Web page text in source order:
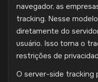
navegador, as
tracking. Nesse
diretamente do
usuário. Isso torna o
restrições de
O server-side tracking